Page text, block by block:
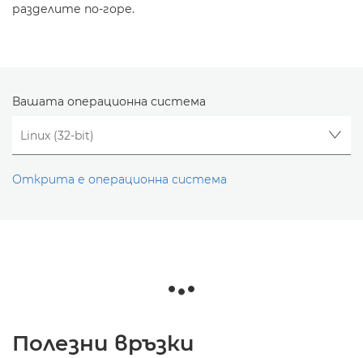
разделите по-горе.
Вашата операционна система
Открита е операционна система
Полезни връзки